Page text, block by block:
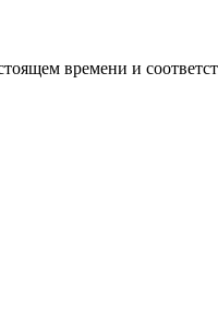
времени и